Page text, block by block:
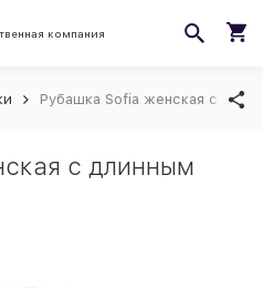
компания
Рубашка Sofia женская с
с длинным